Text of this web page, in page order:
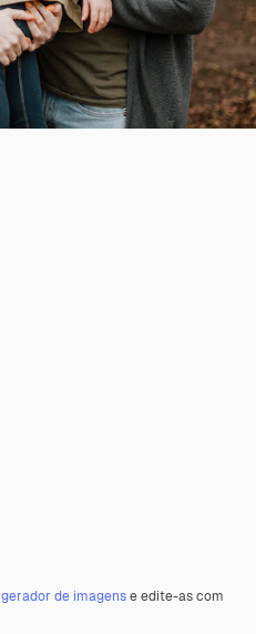
gerador de imagense edite-as com